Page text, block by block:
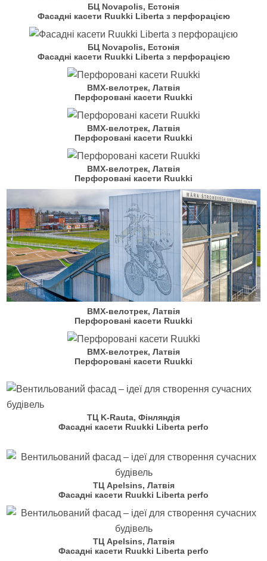
БЦ Novapolis, Естонія
Фасадні касети Ruukki Liberta з перфорацією
БЦ Novapolis, Естонія
Фасадні касети Ruukki Liberta з перфорацією
BMX-велотрек, Латвія
Перфоровані касети Ruukki
BMX-велотрек, Латвія
Перфоровані касети Ruukki
BMX-велотрек, Латвія
Перфоровані касети Ruukki
BMX-велотрек, Латвія
Перфоровані касети Ruukki
BMX-велотрек, Латвія
Перфоровані касети Ruukki
ТЦ K-Rauta, Фінляндія
Фасадні касети Ruukki Liberta perfo
ТЦ Apelsins, Латвія
Фасадні касети Ruukki Liberta perfo
ТЦ Apelsins, Латвія
Фасадні касети Ruukki Liberta perfo